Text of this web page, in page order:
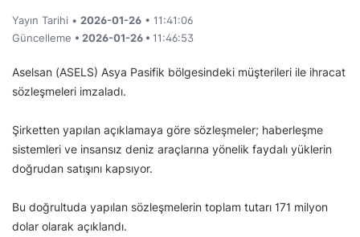
Yayın Tarihi • 2026-01-26 • 11:41:06
Güncelleme • 2026-01-26 • 11:46:53
Aselsan (ASELS) Asya Pasifik bölgesindeki müşterileri ile ihracat
sözleşmeleri imzaladı.
Şirketten yapılan açıklamaya göre sözleşmeler; haberleşme
sistemleri ve insansız deniz araçlarına yönelik faydalı yüklerin
doğrudan satışını kapsıyor.
Bu doğrultuda yapılan sözleşmelerin toplam tutarı 171 milyon
dolar olarak açıklandı.